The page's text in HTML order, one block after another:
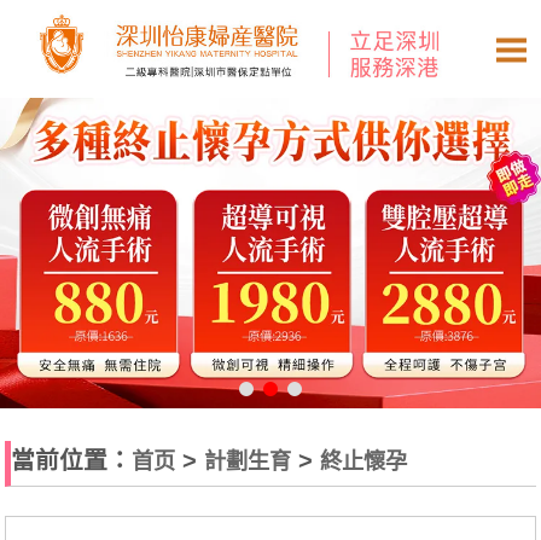
當前位置： 首页 > 計劃生育 >終止懷孕